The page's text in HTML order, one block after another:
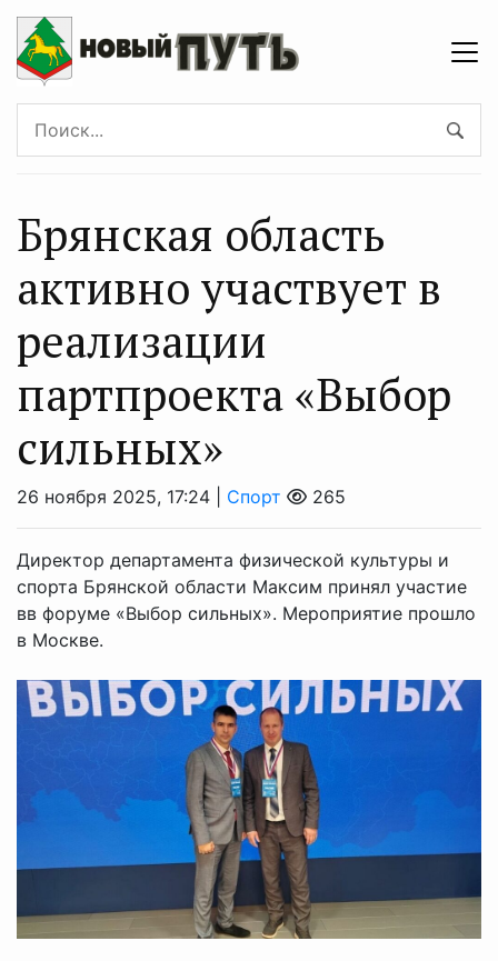
Брянская область
активно участвует в
реализации
партпроекта «Выбор
сильных»
26 ноября 2025, 17:24 | Спорт 265
Директор департамента физической культуры и
спорта Брянской области Максим принял участие
вв форуме «Выбор сильных». Мероприятие прошло
в Москве.